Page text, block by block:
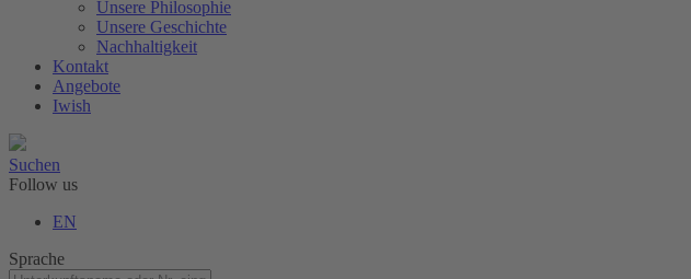
Unsere Philosophie
Unsere Geschichte
Nachhaltigkeit
Kontakt
Angebote
Iwish
Suchen
Follow us
EN
Sprache